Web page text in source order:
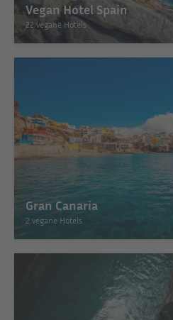
Vegan Hotel Spain
22 vegane Hotels
Gran Canaria
2 vegane Hotels